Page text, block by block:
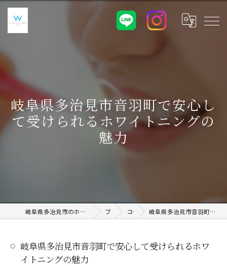
岐阜県多治見市音羽町で安心し
て受けられるホワイトニングの
魅力
岐阜県多治見市のホワイトニングならWHITENING SHOP 土岐店 ブログ コラム 岐阜県多治見市音羽町で安心して受けられるホワイトニングの魅力
岐阜県多治見市音羽町で安心して受けられるホワ
イトニングの魅力